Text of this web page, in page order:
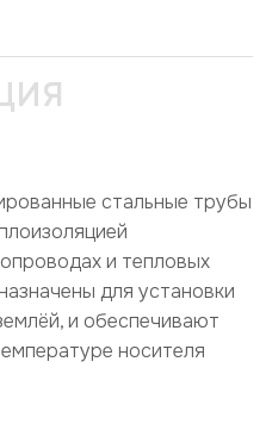
стальные трубы
и тепловых
для установки
и обеспечивают
носителя